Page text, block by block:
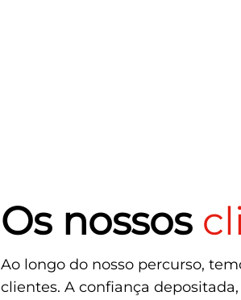
Os nossos
Ao longo do nosso percurso,
clientes. A confiança